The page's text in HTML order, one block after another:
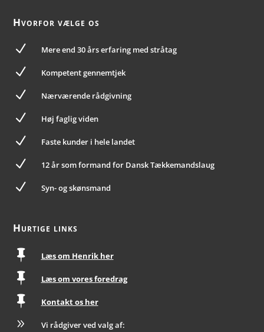
Hvorfor vælge os
N Mere end 30 års erfaring med stråtag
N Kompetent gennemtjek
N Nærværende rådgivning
N Høj faglig viden
N Faste kunder i hele landet
N 12 år som formand for Dansk Tækkemandslaug
N Syn- og skønsmand
Hurtige links
 Læs om Henrik her
 Læs om vores foredrag
 Kontakt os her
9 Vi rådgiver ved valg af: